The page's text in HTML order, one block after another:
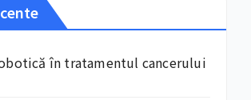
în tratamentul cancerului